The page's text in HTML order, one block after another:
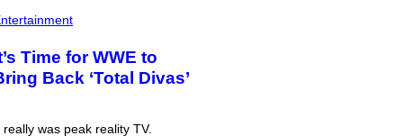
Time for WWE to
Back ‘Total Divas’
really was peak reality TV.